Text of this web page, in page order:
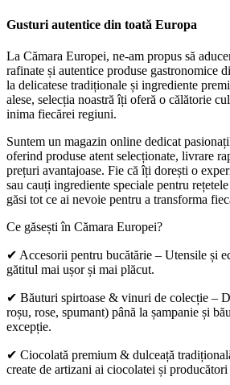
Gusturi autentice din toată Europa​
La Cămara Europei, ne-am propus să
rafinate și autentice produse gastronomice
la delicatese tradiționale și ingrediente
alese, selecția noastră îți oferă o călătorie
inima fiecărei regiuni.
Suntem un magazin online dedicat
oferind produse atent selecționate, livrare
prețuri avantajoase. Fie că îți dorești o
sau cauți ingrediente speciale pentru
găsi tot ce ai nevoie pentru a transforma
Ce găsești în Cămara Europei?
✔ Accesorii pentru bucătărie – Utensile și
gătitul mai ușor și mai plăcut.
✔ Băuturi spirtoase & vinuri de colecție –
roșu, rose, spumant) până la șampanie și
excepție.
✔ Ciocolată premium & dulceață
create de artizani ai ciocolatei și